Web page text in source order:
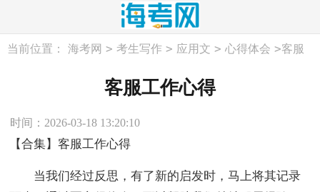
当前位置： 海考网 > 考生写作 > 应用文 > 心得体会 >客服
客服工作心得
时间：2026-03-18 13:20:10
【合集】客服工作心得
当我们经过反思，有了新的启发时，马上将其记录